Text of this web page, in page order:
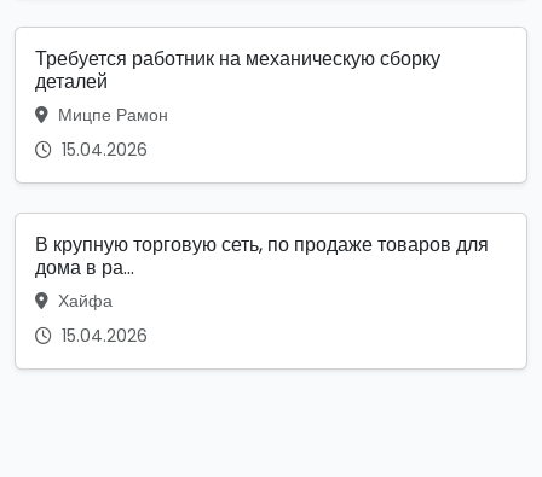
Требуется работник на механическую сборку
деталей
Мицпе Рамон
15.04.2026
В крупную торговую сеть, по продаже товаров для
дома в ра...
Хайфа
15.04.2026